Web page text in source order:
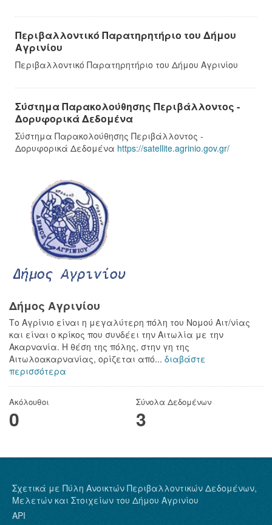
Περιβαλλοντικό Παρατηρητήριο του Δήμου
Αγρινίου
Περιβαλλοντικό Παρατηρητήριο του Δήμου Αγρινίου
Σύστημα Παρακολούθησης Περιβάλλοντος -
Δορυφορικά Δεδομένα
Σύστημα Παρακολούθησης Περιβάλλοντος -
Δορυφορικά Δεδομένα https://satellite.agrinio.gov.gr/
Δήμος Αγρινίου
Το Αγρίνιο είναι η μεγαλύτερη πόλη του Νομού Αιτ/νίας
και είναι ο κρίκος που συνδέει την Αιτωλία με την
Ακαρνανία. Η θέση της πόλης, στην γη της
Αιτωλοακαρνανίας, ορίζεται από... διαβάστε
περισσότερα
Ακόλουθοι
0
Σύνολα Δεδομένων
3
Σχετικά με Πύλη Ανοικτών Περιβαλλοντικών Δεδομένων,
Μελετών και Στοιχείων του Δήμου Αγρινίου
API